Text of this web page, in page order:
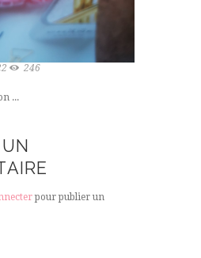
246
...
pour publier un